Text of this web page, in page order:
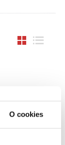
O cookies